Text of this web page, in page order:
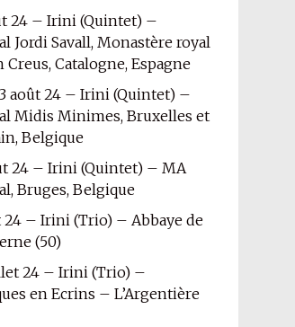
24 – Irini (Quintet) –
Jordi Savall, Monastère royal
Creus, Catalogne, Espagne
août 24 – Irini (Quintet) –
Midis Minimes, Bruxelles et
Belgique
24 – Irini (Quintet) – MA
Bruges, Belgique
24 – Irini (Trio) – Abbaye de
(50)
24 – Irini (Trio) –
en Ecrins – L’Argentière